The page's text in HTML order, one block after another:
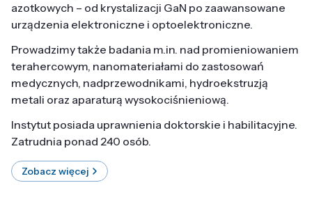
azotkowych – od krystalizacji GaN po zaawansowane
urządzenia elektroniczne i optoelektroniczne.
Prowadzimy także badania m.in. nad promieniowaniem
terahercowym, nanomateriałami do zastosowań
medycznych, nadprzewodnikami, hydroekstruzją
metali oraz aparaturą wysokociśnieniową.
Instytut posiada uprawnienia doktorskie i habilitacyjne.
Zatrudnia ponad 240 osób.
Zobacz więcej